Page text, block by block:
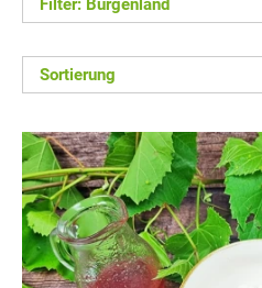
Filter: Burgenland
Sortierung